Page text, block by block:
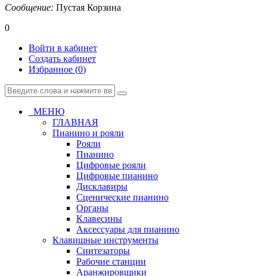
Сообщение: Пустая Корзина
0
Войти в кабинет
Создать кабинет
Избранное (0)
МЕНЮ
ГЛАВНАЯ
Пианино и рояли
Рояли
Пианино
Цифровые рояли
Цифровые пианино
Дисклавиры
Сценические пианино
Органы
Клавесины
Аксессуары для пианино
Клавишные инструменты
Синтезаторы
Рабочие станции
Аранжировщики